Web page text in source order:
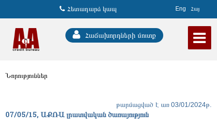
Հայ
Eng
Հետադարձ կապ
Հաճախորդների մուտք
07/05/15, ԱՔՌԱ լրատվական ծառայություն
թարմացված է առ 03/01/2024թ.
Նորություններ